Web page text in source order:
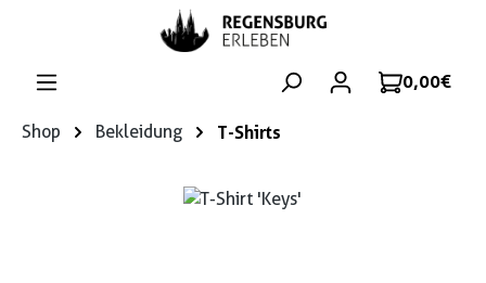
Zum Hauptinhalt springen
0,00 €
Shop Bekleidung T-Shirts
Bildergalerie überspringen